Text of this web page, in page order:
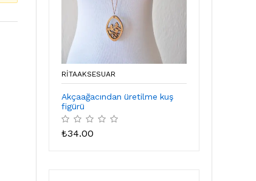
RITAAKSESUAR
Akçaağacından üretilme kuş
figürü
₺34.00